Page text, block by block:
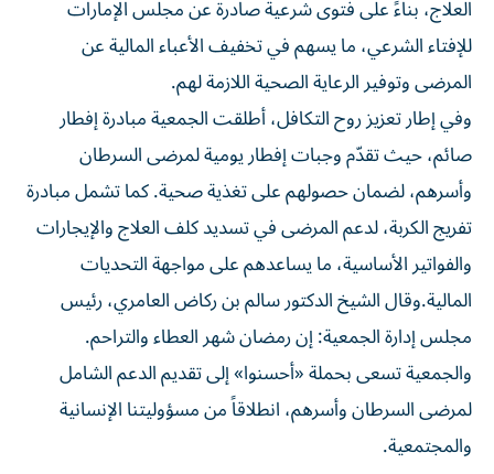
العلاج، بناءً على فتوى شرعية صادرة عن مجلس الإمارات
للإفتاء الشرعي، ما يسهم في تخفيف الأعباء المالية عن
المرضى وتوفير الرعاية الصحية اللازمة لهم.
وفي إطار تعزيز روح التكافل، أطلقت الجمعية مبادرة إفطار
صائم، حيث تقدّم وجبات إفطار يومية لمرضى السرطان
وأسرهم، لضمان حصولهم على تغذية صحية. كما تشمل مبادرة
تفريج الكربة، لدعم المرضى في تسديد كلف العلاج والإيجارات
والفواتير الأساسية، ما يساعدهم على مواجهة التحديات
المالية.وقال الشيخ الدكتور سالم بن ركاض العامري، رئيس
مجلس إدارة الجمعية: إن رمضان شهر العطاء والتراحم.
والجمعية تسعى بحملة «أحسنوا» إلى تقديم الدعم الشامل
لمرضى السرطان وأسرهم، انطلاقاً من مسؤوليتنا الإنسانية
والمجتمعية.